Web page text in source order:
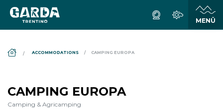
ACCOMMODATIONS CAMPING EUROPA
CAMPING EUROPA
Camping & Agricamping